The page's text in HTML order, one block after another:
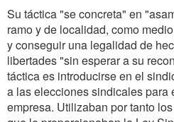
Su táctica "se concreta" en
ramo y de localidad, como
y conseguir una legalidad de
libertades "sin esperar a su
táctica es introducirse en el
a las elecciones sindicales para
empresa. Utilizaban por tanto